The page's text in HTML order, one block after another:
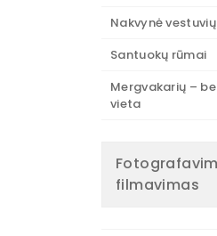
Nakvynė
Santuokų rūmai
Mergvakarių –
vieta
filmavimas